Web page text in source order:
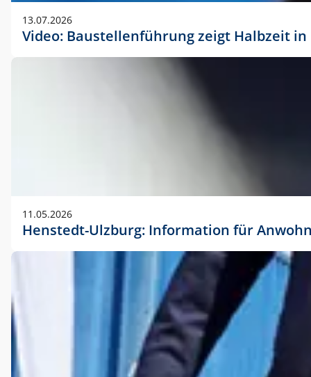
13.07.2026
Video: Baustellenführung zeigt Halbzeit
11.05.2026
Henstedt-Ulzburg: Information für